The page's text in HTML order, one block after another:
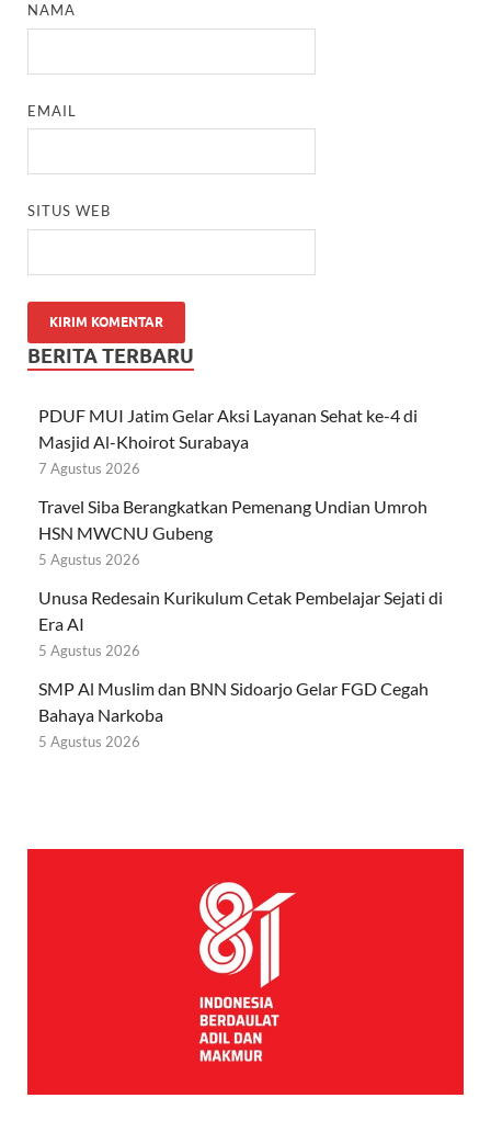
NAMA
EMAIL
SITUS WEB
BERITA TERBARU
PDUF MUI Jatim Gelar Aksi Layanan Sehat ke-4 di
Masjid Al-Khoirot Surabaya
7 Agustus 2026
Travel Siba Berangkatkan Pemenang Undian Umroh
HSN MWCNU Gubeng
5 Agustus 2026
Unusa Redesain Kurikulum Cetak Pembelajar Sejati di
Era AI
5 Agustus 2026
SMP Al Muslim dan BNN Sidoarjo Gelar FGD Cegah
Bahaya Narkoba
5 Agustus 2026